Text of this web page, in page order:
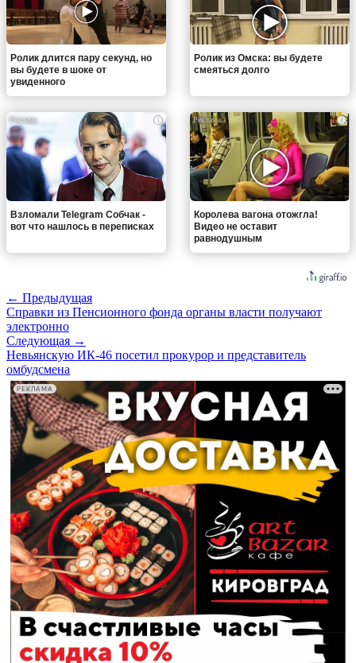
Ролик длится пару секунд, но
вы будете в шоке от
увиденного
Ролик из Омска: вы будете
смеяться долго
i
Взломали Telegram Собчак -
вот что нашлось в переписках
i
Королева вагона отожгла!
Видео не оставит
равнодушным
← Предыдущая
Справки из Пенсионного фонда органы власти получают
электронно
Следующая →
Невьянскую ИК-46 посетил прокурор и представитель
омбудсмена
РЕКЛАМА